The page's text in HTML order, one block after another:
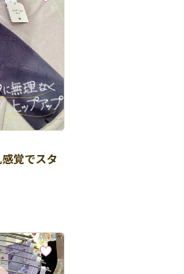
感覚でスタ